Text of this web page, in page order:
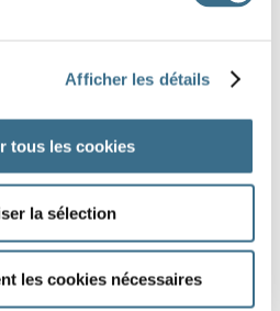
Afficher les détails
tous les cookies
la sélection
les cookies nécessaires